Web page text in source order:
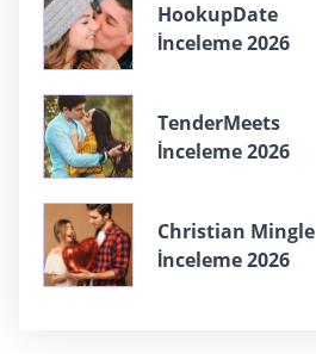
HookupDate
İnceleme 2026
TenderMeets
İnceleme 2026
Christian Mingle
İnceleme 2026